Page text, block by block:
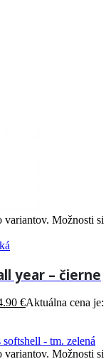
variantov. Možnosti si
year – čierne
€Aktuálna cena je:
variantov. Možnosti si